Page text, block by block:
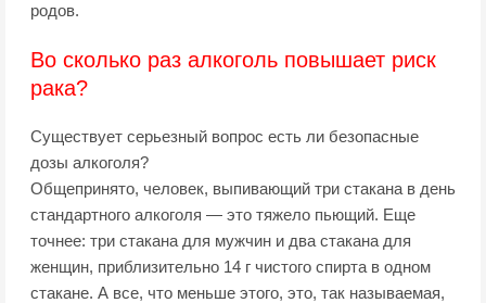
родов.
Во сколько раз алкоголь повышает риск
рака?
Существует серьезный вопрос есть ли безопасные
дозы алкоголя?
Общепринято, человек, выпивающий три стакана в день
стандартного алкоголя — это тяжело пьющий. Еще
точнее: три стакана для мужчин и два стакана для
женщин, приблизительно 14 г чистого спирта в одном
стакане. А все, что меньше этого, это, так называемая,